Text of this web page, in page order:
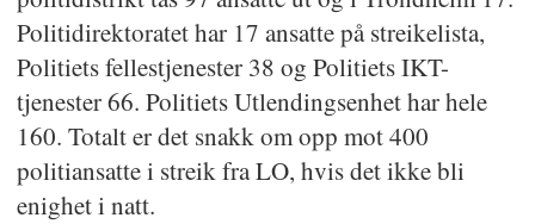
Politidirektoratet har 17 ansatte på streikelista,
Politiets fellestjenester 38 og Politiets IKT-
tjenester 66. Politiets Utlendingsenhet har hele
160. Totalt er det snakk om opp mot 400
politiansatte i streik fra LO, hvis det ikke bli
enighet i natt.